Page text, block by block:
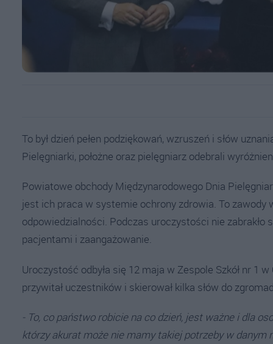
To był dzień pełen podziękowań, wzruszeń i słów
Pielęgniarki, położne oraz pielęgniarz odebrali
Powiatowe obchody Międzynarodowego Dnia
jest ich praca w systemie ochrony zdrowia. To
odpowiedzialności. Podczas uroczystości nie zabrakło
pacjentami i zaangażowanie.
Uroczystość odbyła się 12 maja w Zespole Szkół nr
przywitał uczestników i skierował kilka słów do
- To, co państwo robicie na co dzień, jest ważne i dla
którzy akurat może nie mamy takiej potrzeby w